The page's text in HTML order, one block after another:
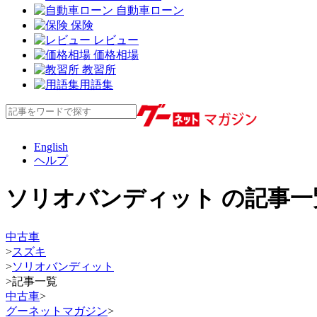
自動車ローン
保険
レビュー
価格相場
教習所
用語集
English
ヘルプ
ソリオバンディット の記事
中古車
>スズキ
>ソリオバンディット
>記事一覧
中古車>
グーネットマガジン>